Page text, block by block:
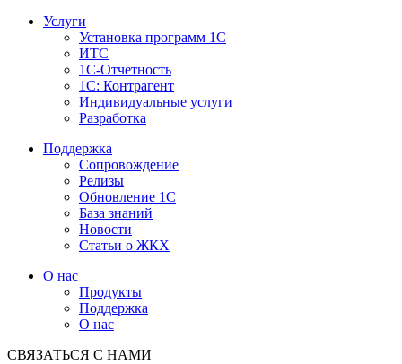
Услуги
Установка программ 1С
ИТС
1С-Отчетность
1С: Контрагент
Индивидуальные услуги
Разработка
Поддержка
Сопровождение
Релизы
Обновление 1С
База знаний
Новости
Статьи о ЖКХ
О нас
Продукты
Поддержка
О нас
СВЯЗАТЬСЯ С НАМИ